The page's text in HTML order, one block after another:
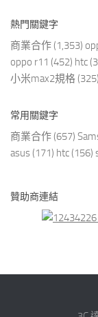
熱門關鍵字
商業合作 (1,353)
oppo r11 (452) htc
小米max2規格 (325)
常用關鍵字
商業合作 (657)
asus (171) htc (156)
贊助商連結